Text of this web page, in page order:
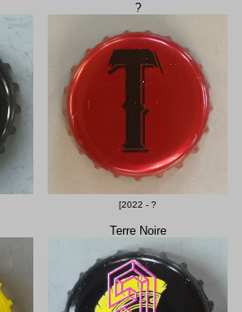
?
[2022 - ?
Terre Noire